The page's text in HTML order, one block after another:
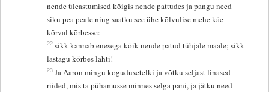
nende üleastumised kõigis nende pattudes ja pangu need
siku pea peale ning saatku see ühe kõlvulise mehe käe
kõrval kõrbesse:
22 sikk kannab enesega kõik nende patud tühjale maale; sikk
lastagu kõrbes lahti!
23 Ja Aaron mingu kogudusetelki ja võtku seljast linased
riided, mis ta pühamusse minnes selga pani, ja jätku need